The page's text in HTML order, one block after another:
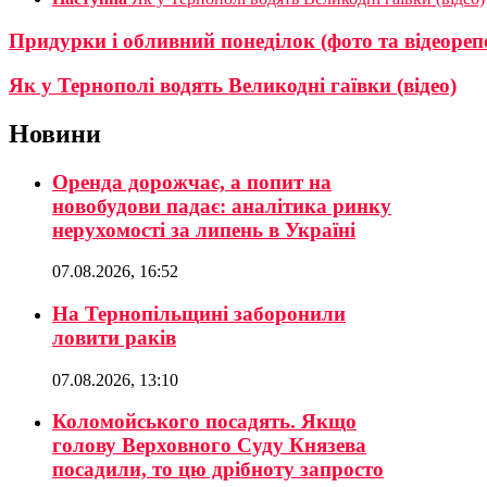
Придурки і обливний понеділок (фото та
Як у Тернополі водять Великодні гаївки (відео)
Новини
Оренда дорожчає, а попит на
новобудови падає: аналітика ринку
нерухомості за липень в Україні
07.08.2026, 16:52
На Тернопільщині заборонили
ловити раків
07.08.2026, 13:10
Коломойського посадять. Якщо
голову Верховного Суду Князева
посадили, то цю дрібноту запросто